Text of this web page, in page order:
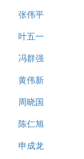
张伟平
叶五一
冯群强
黄伟新
周晓国
陈仁旭
申成龙